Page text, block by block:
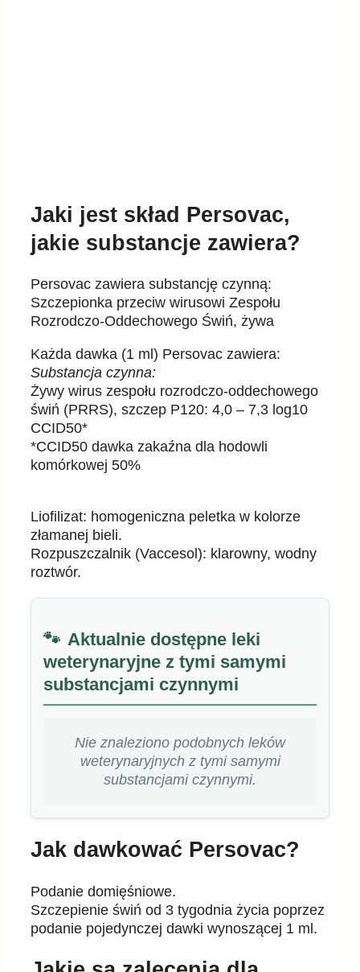
Jaki jest skład Persovac,
jakie substancje zawiera?
Persovac zawiera substancję czynną:
Szczepionka przeciw wirusowi Zespołu
Rozrodczo-Oddechowego Świń, żywa
Każda dawka (1 ml) Persovac zawiera:
Substancja czynna:
Żywy wirus zespołu rozrodczo-oddechowego
świń (PRRS), szczep P120: 4,0 – 7,3 log10
CCID50*
*CCID50 dawka zakaźna dla hodowli
komórkowej 50%
Liofilizat: homogeniczna peletka w kolorze
złamanej bieli.
Rozpuszczalnik (Vaccesol): klarowny, wodny
roztwór.
Aktualnie dostępne leki
weterynaryjne z tymi samymi
substancjami czynnymi
Nie znaleziono podobnych leków
weterynaryjnych z tymi samymi
substancjami czynnymi.
Jak dawkować Persovac?
Podanie domięśniowe.
Szczepienie świń od 3 tygodnia życia poprzez
podanie pojedynczej dawki wynoszącej 1 ml.